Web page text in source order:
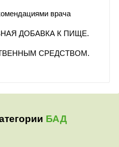
врача
ДОБАВКА К ПИЩЕ.
СРЕДСТВОМ.
БАД